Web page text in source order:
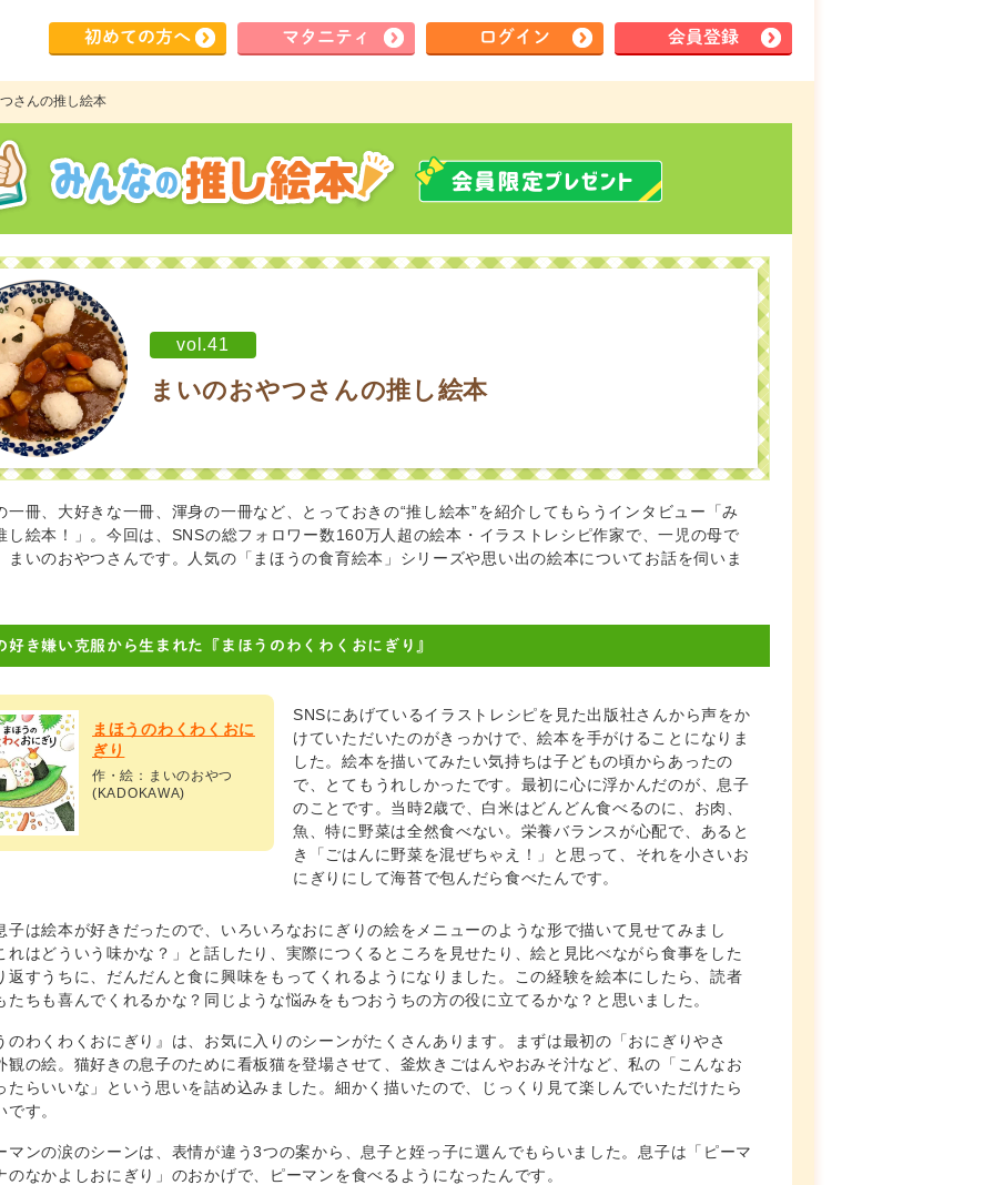
初めての方へ マタ ニティ ログイン 会員登録
さんの推し絵本
vol.41
まいのおやつさんの推し絵本
一冊、大好きな一冊、渾身の一冊など、とっておきの“推し絵本”を紹介してもらうインタビュー「み
し絵本！」。今回は、SNSの総フォロワー数160万人超の絵本・イラストレシピ作家で、一児の母で
まいのおやつさんです。人気の「まほうの食育絵本」シリーズや思い出の絵本についてお話を伺いま
好き嫌い克服から生まれた『まほうのわくわくおにぎり』
まほうのわくわくおに
ぎり
作・絵：まいのおやつ
(KADOKAWA)
SNSにあげているイラストレシピを見た出版社さんから声をか
けていただいたのがきっかけで、絵本を手がけることになりま
した。絵本を描いてみたい気持ちは子どもの頃からあったの
で、とてもうれしかったです。最初に心に浮かんだのが、息子
のことです。当時2歳で、白米はどんどん食べるのに、お肉、
魚、特に野菜は全然食べない。栄養バランスが心配で、あると
き「ごはんに野菜を混ぜちゃえ！」と思って、それを小さいお
にぎりにして海苔で包んだら食べたんです。
子は絵本が好きだったので、いろいろなおにぎりの絵をメニューのような形で描いて見せてみまし
れはどういう味かな？」と話したり、実際につくるところを見せたり、絵と見比べながら食事をした
返すうちに、だんだんと食に興味をもってくれるようになりました。この経験を絵本にしたら、読者
たちも喜んでくれるかな？同じような悩みをもつおうちの方の役に立てるかな？と思いました。
のわくわくおにぎり』は、お気に入りのシーンがたくさんあります。まずは最初の「おにぎりやさ
観の絵。猫好きの息子のために看板猫を登場させて、釜炊きごはんやおみそ汁など、私の「こんなお
たらいいな」という思いを詰め込みました。細かく描いたので、じっくり見て楽しんでいただけたら
です。
マンの涙のシーンは、表情が違う3つの案から、息子と姪っ子に選んでもらいました。息子は「ピーマ
のなかよしおにぎり」のおかげで、ピーマンを食べるようになったんです。